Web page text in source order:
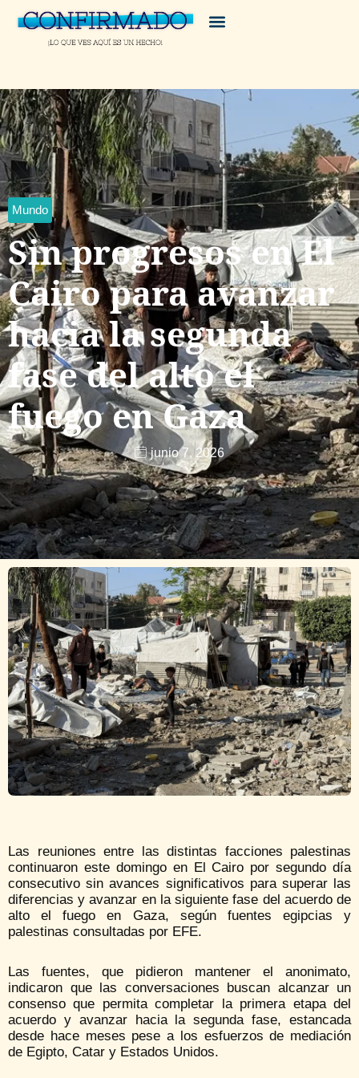
Mundo
Sin progresos en El
Cairo para avanzar
hacia la segunda
fase del alto el
fuego en Gaza
junio 7, 2026
Las reuniones entre las distintas facciones palestinas
continuaron este domingo en El Cairo por segundo día
consecutivo sin avances significativos para superar las
diferencias y avanzar en la siguiente fase del acuerdo de
alto el fuego en Gaza, según fuentes egipcias y
palestinas consultadas por EFE.
Las fuentes, que pidieron mantener el anonimato,
indicaron que las conversaciones buscan alcanzar un
consenso que permita completar la primera etapa del
acuerdo y avanzar hacia la segunda fase, estancada
desde hace meses pese a los esfuerzos de mediación
de Egipto, Catar y Estados Unidos.